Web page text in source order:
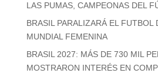
LAS PUMAS, CAMPEONAS DEL
BRASIL PARALIZARÁ EL FUTBOL
MUNDIAL FEMENINA
BRASIL 2027: MÁS DE 730 MIL
MOSTRARON INTERÉS EN